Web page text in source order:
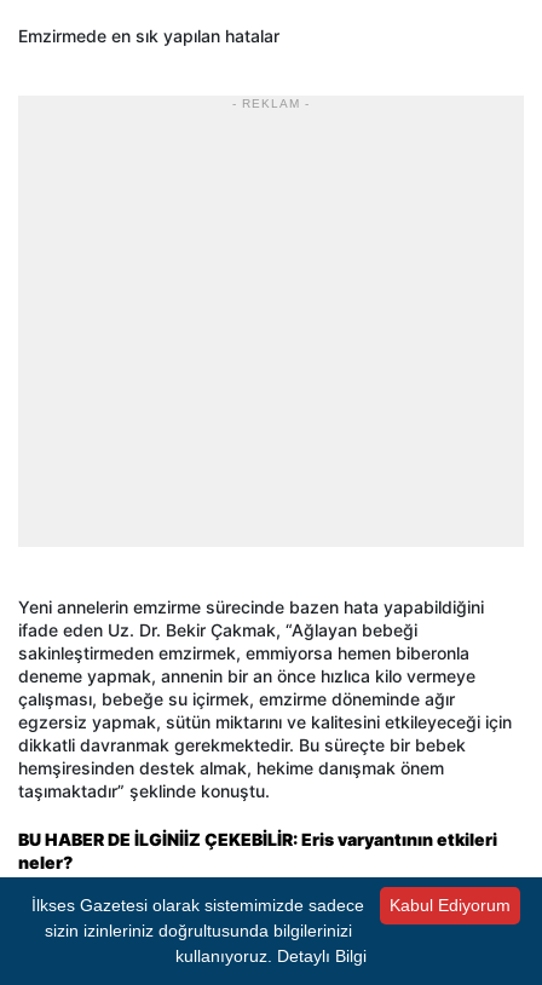
Emzirmede en sık yapılan hatalar
- REKLAM -
Yeni annelerin emzirme sürecinde bazen hata yapabildiğini
ifade eden Uz. Dr. Bekir Çakmak, “Ağlayan bebeği
sakinleştirmeden emzirmek, emmiyorsa hemen biberonla
deneme yapmak, annenin bir an önce hızlıca kilo vermeye
çalışması, bebeğe su içirmek, emzirme döneminde ağır
egzersiz yapmak, sütün miktarını ve kalitesini etkileyeceği için
dikkatli davranmak gerekmektedir. Bu süreçte bir bebek
hemşiresinden destek almak, hekime danışmak önem
taşımaktadır” şeklinde konuştu.
BU HABER DE İLGİNİİZ ÇEKEBİLİR: Eris varyantının etkileri
neler?
Kabul Ediyorum
İlkses Gazetesi olarak sistemimizde sadece
sizin izinleriniz doğrultusunda bilgilerinizi
kullanıyoruz. Detaylı Bilgi